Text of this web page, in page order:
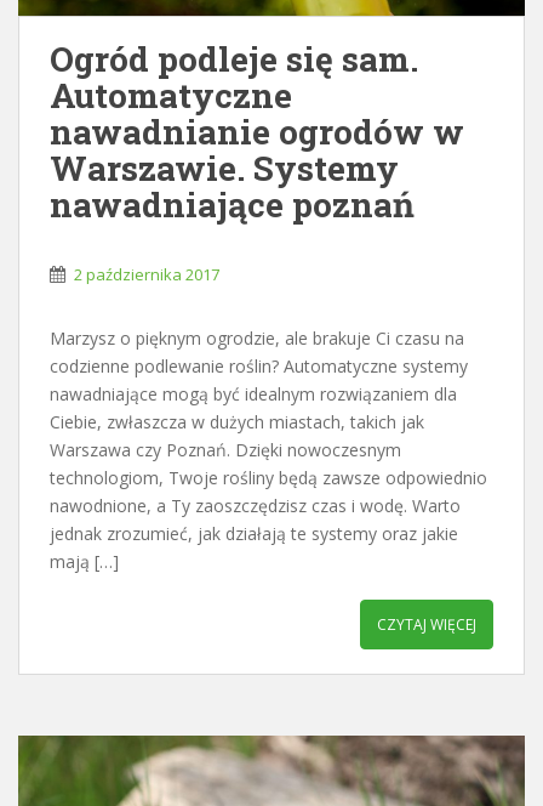
Ogród podleje się sam.
Automatyczne
nawadnianie ogrodów w
Warszawie. Systemy
nawadniające poznań
2 października 2017
Marzysz o pięknym ogrodzie, ale brakuje Ci czasu na
codzienne podlewanie roślin? Automatyczne systemy
nawadniające mogą być idealnym rozwiązaniem dla
Ciebie, zwłaszcza w dużych miastach, takich jak
Warszawa czy Poznań. Dzięki nowoczesnym
technologiom, Twoje rośliny będą zawsze odpowiednio
nawodnione, a Ty zaoszczędzisz czas i wodę. Warto
jednak zrozumieć, jak działają te systemy oraz jakie
mają […]
CZYTAJ WIĘCEJ